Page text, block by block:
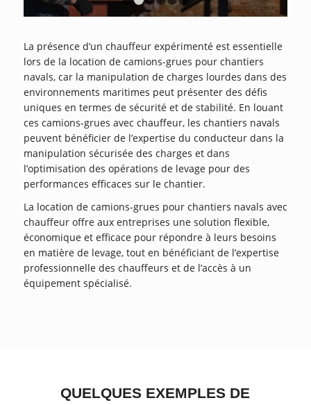
1 2 4 5 6
La présence d’un chauffeur expérimenté est essentielle
lors de la location de camions-grues pour chantiers
navals, car la manipulation de charges lourdes dans des
environnements maritimes peut présenter des défis
uniques en termes de sécurité et de stabilité. En louant
ces camions-grues avec chauffeur, les chantiers navals
peuvent bénéficier de l’expertise du conducteur dans la
manipulation sécurisée des charges et dans
l’optimisation des opérations de levage pour des
performances efficaces sur le chantier.
La location de camions-grues pour chantiers navals avec
chauffeur offre aux entreprises une solution flexible,
économique et efficace pour répondre à leurs besoins
en matière de levage, tout en bénéficiant de l’expertise
professionnelle des chauffeurs et de l’accès à un
équipement spécialisé.
QUELQUES EXEMPLES DE